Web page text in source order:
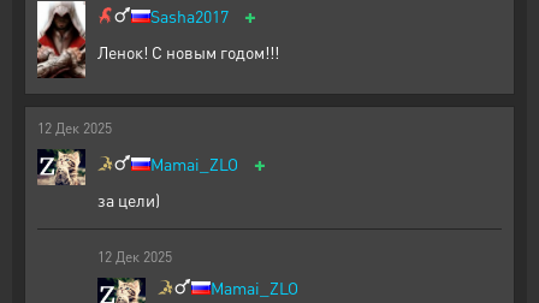
Sasha2017 +
Ленок! С новым годом!!!
12 Дек 2025
Mamai_ZLO +
за цели)
12 Дек 2025
Mamai_ZLO